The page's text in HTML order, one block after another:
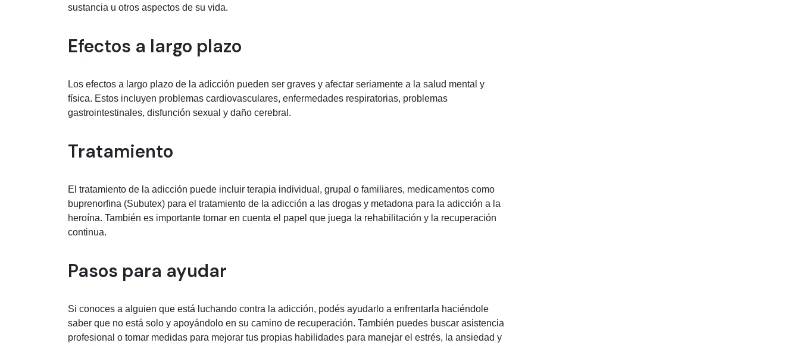
sustancia u otros aspectos de su vida.
Efectos a largo plazo
Los efectos a largo plazo de la adicción pueden ser graves y afectar seriamente a la salud mental y
física. Estos incluyen problemas cardiovasculares, enfermedades respiratorias, problemas
gastrointestinales, disfunción sexual y daño cerebral.
Tratamiento
El tratamiento de la adicción puede incluir terapia individual, grupal o familiares, medicamentos como
buprenorfina (Subutex) para el tratamiento de la adicción a las drogas y metadona para la adicción a la
heroína. También es importante tomar en cuenta el papel que juega la rehabilitación y la recuperación
continua.
Pasos para ayudar
Si conoces a alguien que está luchando contra la adicción, podés ayudarlo a enfrentarla haciéndole
saber que no está solo y apoyándolo en su camino de recuperación. También puedes buscar asistencia
profesional o tomar medidas para mejorar tus propias habilidades para manejar el estrés, la ansiedad y